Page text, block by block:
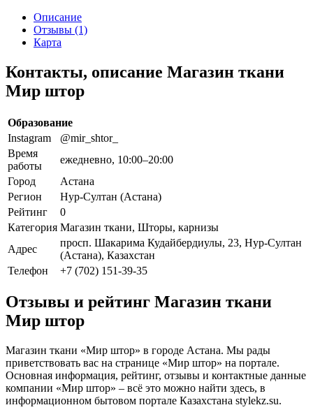
Описание
Отзывы (1)
Карта
Контакты, описание Магазин ткани
Мир штор
Образование
Instagram
@mir_shtor_
Время
работы
ежедневно, 10:00–20:00
Город
Астана
Регион
Нур-Султан (Астана)
Рейтинг
0
Категория Магазин ткани, Шторы, карнизы
Адрес
просп. Шакарима Кудайбердиулы, 23, Нур-Султан
(Астана), Казахстан
Телефон
+7 (702) 151-39-35
Отзывы и рейтинг Магазин ткани
Мир штор
Магазин ткани «Мир штор» в городе Астана. Мы рады
приветствовать вас на странице «Мир штор» на портале.
Основная информация, рейтинг, отзывы и контактные данные
компании «Мир штор» – всё это можно найти здесь, в
информационном бытовом портале Казахстана stylekz.su.